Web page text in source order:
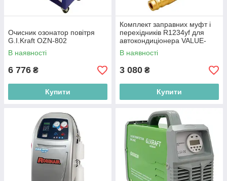
Очисник озонатор повітря
G.I.Kraft OZN-802
В наявності
6 776 ₴
Купити
Комплект заправних муфт і
перехідників R1234yf для
автокондиціонера VALUE-
500PLUS LAUNCH
VALUE1234kit
В наявності
3 080 ₴
Купити